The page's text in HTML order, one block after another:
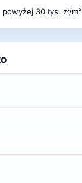
powyżej 30 tys. zł/m²